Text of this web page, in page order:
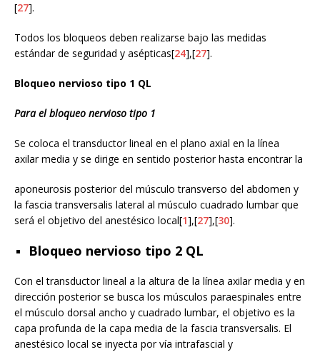
[27].
Todos los bloqueos deben realizarse bajo las medidas
estándar de seguridad y asépticas[24],[27].
Bloqueo nervioso tipo 1 QL
Para el bloqueo nervioso tipo 1
Se coloca el transductor lineal en el plano axial en la línea
axilar media y se dirige en sentido posterior hasta encontrar la
aponeurosis posterior del músculo transverso del abdomen y
la fascia transversalis lateral al músculo cuadrado lumbar que
será el objetivo del anestésico local[1],[27],[30].
Bloqueo nervioso tipo 2 QL
Con el transductor lineal a la altura de la línea axilar media y en
dirección posterior se busca los músculos paraespinales entre
el músculo dorsal ancho y cuadrado lumbar, el objetivo es la
capa profunda de la capa media de la fascia transversalis. El
anestésico local se inyecta por vía intrafascial y